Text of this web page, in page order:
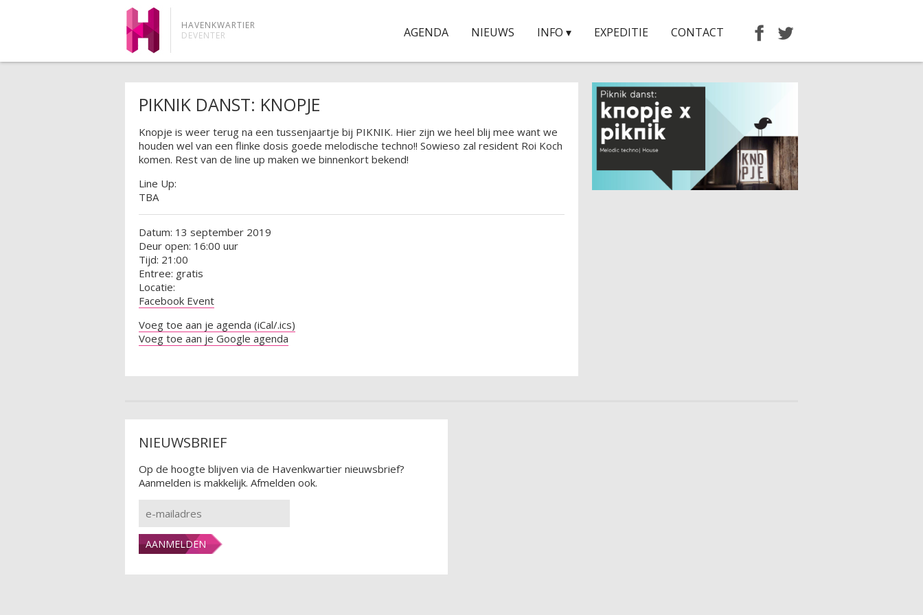
HAVENKWARTIER
DEVENTER
AGENDA NIEUWS INFO ▾ EXPEDITIE CONTACT
PIKNIK DANST: KNOPJE
Knopje is weer terug na een tussenjaartje bij PIKNIK. Hier zijn we heel blij mee want we
houden wel van een flinke dosis goede melodische techno!! Sowieso zal resident Roi Koch
komen. Rest van de line up maken we binnenkort bekend!
Line Up:
TBA
Datum: 13 september 2019
Deur open: 16:00 uur
Tijd: 21:00
Entree: gratis
Locatie:
Facebook Event
Voeg toe aan je agenda (iCal/.ics)
Voeg toe aan je Google agenda
NIEUWSBRIEF
Op de hoogte blijven via de Havenkwartier nieuwsbrief?
Aanmelden is makkelijk. Afmelden ook.